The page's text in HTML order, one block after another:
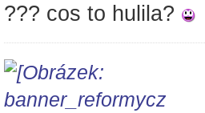
??? cos to hulila?